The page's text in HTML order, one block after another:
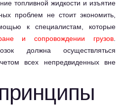
топливной жидкости и изъятие
проблем не стоит экономить,
к специалистам, которые
и сопровождении грузов
должна осуществляться
всех непредвиденных вне